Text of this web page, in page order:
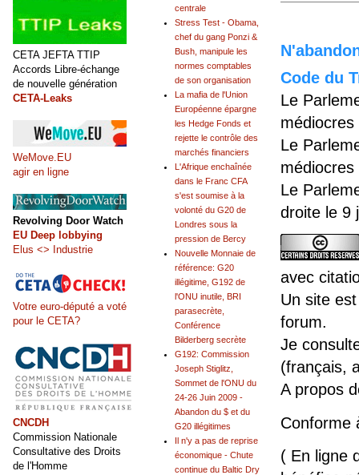
Code du
Le
Le
Le
droite le 9
avec
Un site
forum.
Je
(français,
A propos
Conforme
( En ligne
centrale
Stress Test - Obama,
chef du gang Ponzi &
Bush, manipule les
normes comptables
de son organisation
La mafia de l'Union
Européenne épargne
les Hedge Fonds et
rejette le contrôle des
marchés financiers
L'Afrique enchaînée
dans le Franc CFA
s'est soumise à la
volonté du G20 de
Londres sous la
pression de Bercy
Nouvelle Monnaie de
référence: G20
illégitime, G192 de
l'ONU inutile, BRI
parasecrète,
Conférence
Bilderberg secrète
G192: Commission
Joseph Stiglitz,
Sommet de l'ONU du
24-26 Juin 2009 -
Abandon du $ et du
G20 illégitimes
Il n'y a pas de reprise
économique - Chute
continue du Baltic Dry
CETA JEFTA TTIP
Accords Libre-échange
de nouvelle génération
CETA-Leaks
WeMove.EU
agir en ligne
Revolving Door Watch
EU Deep lobbying
Elus <> Industrie
Votre euro-député a voté
pour le CETA?
CNCDH
Commission Nationale
Consultative des Droits
de l'Homme